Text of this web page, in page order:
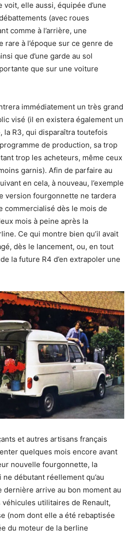
voit, elle aussi, équipée d’une
(avec roues
comme à l’arrière, une
à l’époque sur ce genre de
que d’une garde au sol
que sur une voiture
immédiatement un très grand
visé (il en existera également un
R3, qui disparaîtra toutefois
de production, sa trop
trop les acheteurs, même ceux
garnis). Afin de parfaire au
en cela, à nouveau, l’exemple
version fourgonnette ne tardera
commercialisé dès le mois de
mois à peine après la
Ce qui montre bien qu’il avait
dès le lancement, ou, en tout
la future R4 d’en extrapoler une
et autres artisans français
quelques mois encore avant
nouvelle fourgonnette, la
débutant réellement qu’au
dernière arrive au bon moment au
véhicules utilitaires de Renault,
(nom dont elle a été rebaptisée
du moteur de la berline